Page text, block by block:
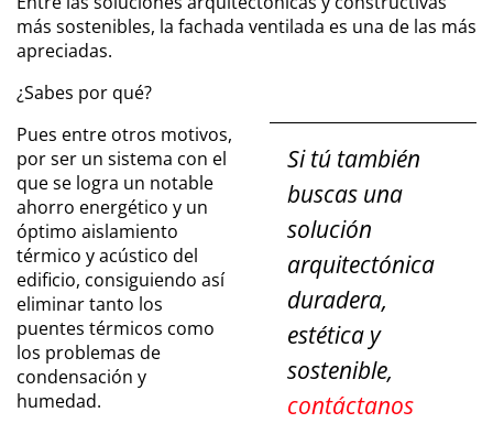
más sostenibles, la fachada ventilada es una de las más
apreciadas.
¿Sabes por qué?
Si tú también
buscas una
solución
arquitectónica
duradera,
estética y
sostenible,
contáctanos
Pues entre otros motivos,
por ser un sistema con el
que se logra un notable
ahorro energético y un
óptimo aislamiento
térmico y acústico del
edificio, consiguiendo así
eliminar tanto los
puentes térmicos como
los problemas de
condensación y
humedad.